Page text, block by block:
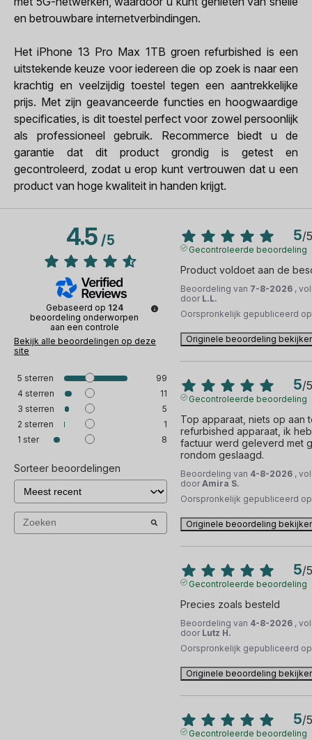
en betrouwbare internetverbindingen.
Het iPhone 13 Pro Max 1TB groen refurbished is een
uitstekende keuze voor iedereen die op zoek is naar een
krachtig en veelzijdig toestel tegen een aantrekkelijke
prijs. Met zijn geavanceerde functies en hoogwaardige
specificaties, is dit toestel perfect voor zowel persoonlijk
als professioneel gebruik. Recommerce biedt u de
garantie dat dit product grondig is getest en
gecontroleerd, zodat u erop kunt vertrouwen dat u een
product van hoge kwaliteit in handen krijgt.
4.5/5
Gebaseerd op 124
beoordeling onderworpen
aan een controle
Bekijk alle beoordelingen op deze
site
5 sterren
99
4 sterren
11
3 sterren
5
2 sterren
1
1 ster 8
Sorteer beoordelingen
5/5
Gecontroleerde beoordeling
Product voldoet aan de
Beoordeling van 7-8-2026 ,
door L.L.
Oorspronkelijk gepubliceerd
Originele beoordeling
5/5
Gecontroleerde beoordeling
Top apparaat, niets op aan
refurbished apparaat, ik
factuur werd geleverd met
rondom geslaagd.
Beoordeling van 4-8-2026 ,
door Amira S.
Oorspronkelijk gepubliceerd
Originele beoordeling
5/5
Gecontroleerde beoordeling
Precies zoals besteld
Beoordeling van 4-8-2026 ,
door Lutz H.
Oorspronkelijk gepubliceerd
Originele beoordeling
5/5
Gecontroleerde beoordeling